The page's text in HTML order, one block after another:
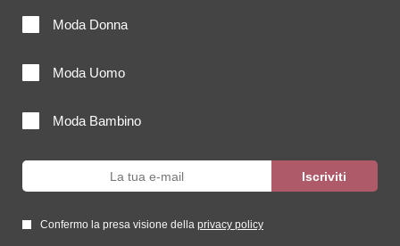
Moda Donna
Moda Uomo
Moda Bambino
Confermo la presa visione della privacy policy